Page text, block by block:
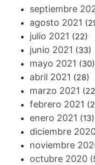
septiembre
agosto 2021
julio 2021 (22)
junio 2021 (33)
mayo 2021 (30)
abril 2021 (28)
marzo 2021
febrero 2021
enero 2021 (13)
diciembre
noviembre
octubre 2020